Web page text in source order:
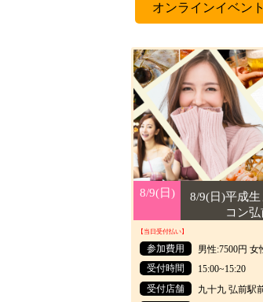
オンラインイベン
8/9(日)
8/9(日)
8/9(日)平成
コン
【当日受付払い】
参加費用
男性:7500円 女
受付時間
15:00~15:20
受付店舗
九十九 弘前駅